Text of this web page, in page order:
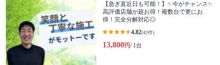
【急ぎ直近日も可能！】✨今がチャンス✨
高評価店舗が超お得！複数台で更にお
得！完全分解対応◎
4.82(42件)
13,800円/ 1台